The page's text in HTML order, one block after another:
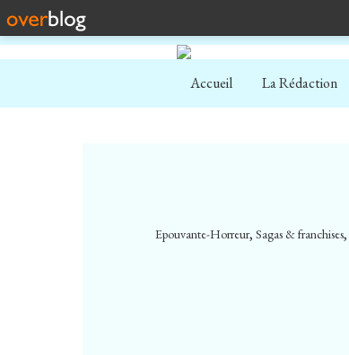
Accueil La Rédaction
Epouvante-Horreur, Sagas & franchises,